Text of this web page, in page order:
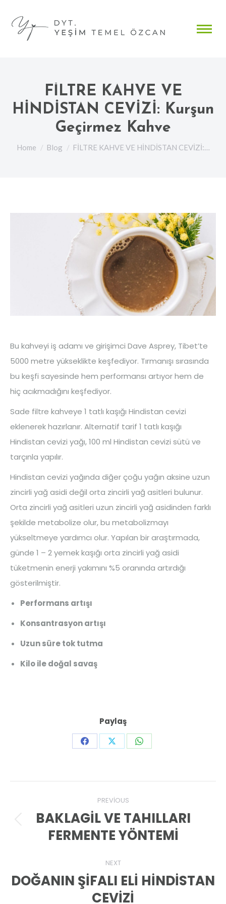
FİLTRE KAHVE VE
HİNDİSTAN CEVİZİ: Kurşun
Geçirmez Kahve
You are here:
Home Blog FİLTRE KAHVE VE HİNDİSTAN CEVİZİ:…
Bu kahveyi iş adamı ve girişimci Dave Asprey, Tibet’te
5000 metre yükseklikte keşfediyor. Tırmanışı sırasında
bu keşfi sayesinde hem performansı artıyor hem de
hiç acıkmadığını keşfediyor.
Sade filtre kahveye 1 tatlı kaşığı Hindistan cevizi
eklenerek hazırlanır. Alternatif tarif 1 tatlı kaşığı
Hindistan cevizi yağı, 100 ml Hindistan cevizi sütü ve
tarçınla yapılır.
Hindistan cevizi yağında diğer çoğu yağın aksine uzun
zincirli yağ asidi değil orta zincirli yağ asitleri bulunur.
Orta zincirli yağ asitleri uzun zincirli yağ asidinden farklı
şekilde metabolize olur, bu metabolizmayı
yükseltmeye yardımcı olur. Yapılan bir araştırmada,
günde 1 – 2 yemek kaşığı orta zincirli yağ asidi
tüketmenin enerji yakımını %5 oranında artırdığı
gösterilmiştir.
Performans artışı
Konsantrasyon artışı
Uzun süre tok tutma
Kilo ile doğal savaş
Paylaş
Share
Facebook
Share
X
Share
WhatsApp
navigation
PREVIOUS
Previous
post:
BAKLAGİL VE TAHILLARI
FERMENTE YÖNTEMİ
NEXT
Next
DOĞANIN ŞİFALI ELİ HİNDİSTAN
CEVİZİ